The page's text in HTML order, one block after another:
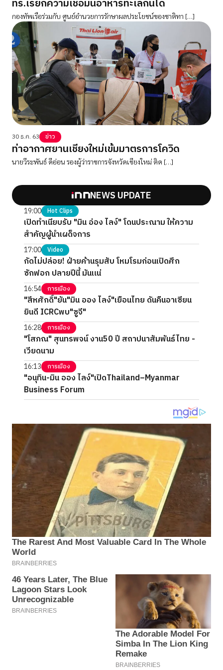
ทร.เรียกความเชื่อมั่นอาหารทะเลกินได้
กองทัพเรือร่วมกับ ศูนย์อำนวยการรักษาผลประโยชน์ของชาติทา […]
30 ธ.ค. 63 ข่าว
ท่าอากาศยานเชียงใหม่เข้มมาตรการโควิด
นายวีระพันธ์ ดีอ่อน รองผู้ว่าราชการจังหวัดเชียงใหม่ ติด […]
NEWS UPDATE
19:00 Hot Clips
เปิดทำเนียบรับ "มิน อ่อง ไลง์" โดนประณาม ให้ความ
สำคัญผู้นำเผด็จการ
17:00 Video
กัดไม่ปล่อย! ฝ่ายค้านรุมสับ โหมโรมก่อนเปิดศึก
ซักฟอก ปลายปีนี้ มันแน่
16:54 การเมือง
"สีหศักดิ์"ยัน"มิน ออง ไลง์"เยือนไทย ดันคืนอาเซียน
ยินดี ICRCพบ"ซูจี"
16:28 การเมือง
"โสภณ" สุนทรพจน์ งาน50 ปี สถาปนาสัมพันธ์ไทย -
เวียดนาม
16:13 การเมือง
"อนุทิน-มิน ออง ไลง์"เปิดThailand–Myanmar
Business Forum